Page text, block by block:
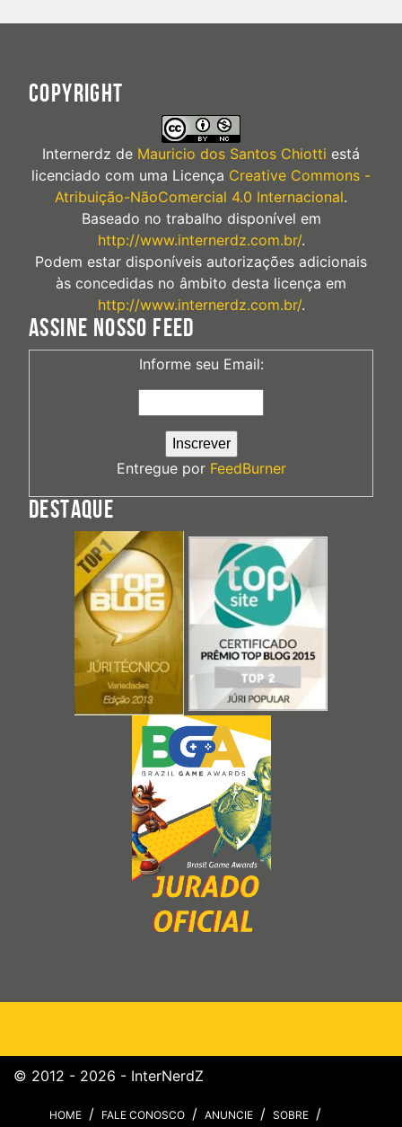
COPYRIGHT
Internerdz de Mauricio dos Santos Chiotti está
licenciado com uma Licença Creative Commons -
Atribuição-NãoComercial 4.0 Internacional.
Baseado no trabalho disponível em
http://www.internerdz.com.br/.
Podem estar disponíveis autorizações adicionais
às concedidas no âmbito desta licença em
http://www.internerdz.com.br/.
ASSINE NOSSO FEED
Informe seu Email:
Entregue por FeedBurner
DESTAQUE
© 2012 - 2026 - InterNerdZ
HOME FALE CONOSCO ANUNCIE SOBRE